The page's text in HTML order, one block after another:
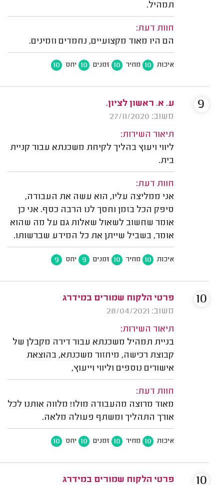
תמהיל.
חוות דעת:
הם היו מאוד מקצועיים, נחמדים וזמינים.
איכות 10 מחיר 10 זמנים 10 יחס 10
ע. א. ראשון לציון.
משוב: 27/11/2020
תיאור השירות:
ליווי ויעוץ בהליך לקיחת משכנתא עבור קניית
בית.
חוות דעת:
אני ממליצה עליו, הוא עשה את העבודה,
סיפק הכל בזמן וחסך לנו הרבה כסף. אני כן
אומר שחשוב לשאול שאלות גם על מה שהוא
אומר, בשביל שייתן את כל המידע שברשותו.
איכות 10 מחיר 10 זמנים 9 יחס 9
9
פרטי הלקוח שמורים במידרג
משוב: 28/04/2021
תיאור השירות:
בניית תמהיל משכנתא עבור דירה מקבלן של
קבוצת רכישה, מיחזור משכנתא, בהוצאת
אישורים נוספים וליווי וייעוץ,
חוות דעת:
מאוד מרוצה מהעבודה מולו! מלווה אותנו לכל
אורך התהליך ומשתף פעולה מלאה.
איכות 10 מחיר 10 זמנים 10 יחס 10
10
פרטי הלקוח שמורים במידרג
10